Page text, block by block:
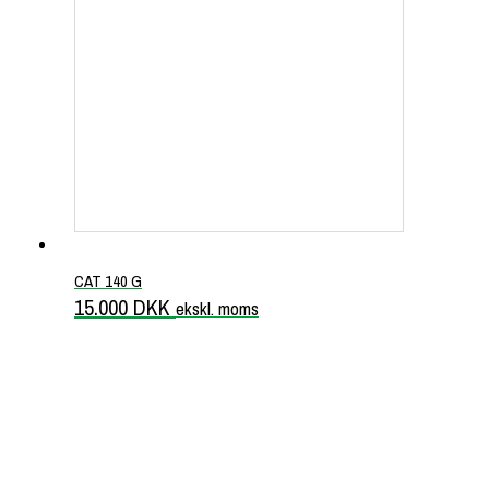
CAT 140 G
15.000 DKK ekskl. moms